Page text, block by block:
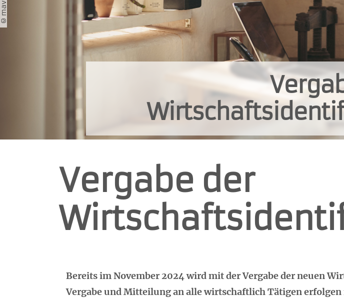
Vergabe der
Bereits im November 2024 wird mit der Vergabe der neuen
Vergabe und Mitteilung an alle wirtschaftlich Tätigen erfolgen